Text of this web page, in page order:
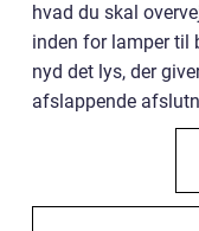
hvad du skal
inden for lamper til
nyd det lys, der
afslappende